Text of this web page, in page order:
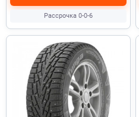
Рассрочка 0-0-6